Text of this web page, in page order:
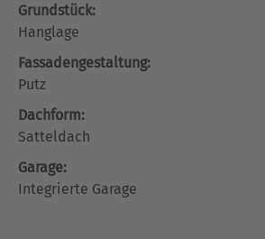
Grundstück:
Hanglage
Fassadengestaltung:
Putz
Dachform:
Satteldach
Garage:
Integrierte Garage